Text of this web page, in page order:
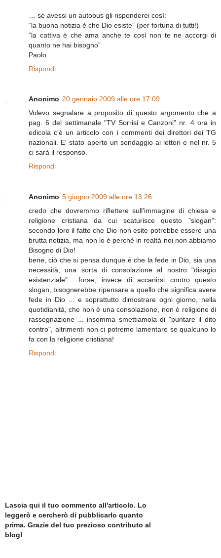
… se avessi un autobus gli risponderei così:
“la buona notizia è che Dio esiste” (per fortuna di tutti!)
“la cattiva è che ama anche te così non te ne accorgi di
quanto ne hai bisogno”
Paolo
Rispondi
Anonimo 20 gennaio 2009 alle ore 17:09
Volevo segnalare a proposito di questo argomento che a
pag. 6 del settimanale "TV Sorrisi e Canzoni" nr. 4 ora in
edicola c'è un articolo con i commenti dei direttori dei TG
nazionali. E' stato aperto un sondaggio ai lettori e nel nr. 5
ci sarà il responso.
Rispondi
Anonimo 5 giugno 2009 alle ore 13:26
credo che dovremmo riflettere sull'immagine di chiesa e
religione cristiana da cui scaturisce questo "slogan":
secondo loro il fatto che Dio non esite potrebbe essere una
brutta notizia, ma non lo è perchè in realtà noi non abbiamo
Bisogno di Dio!
bene, ciò che si pensa dunque è che la fede in Dio, sia una
necessità, una sorta di consolazione al nostro "disagio
esistenziale"... forse, invece di accanirsi contro questo
slogan, bisognerebbe ripensare a quello che significa avere
fede in Dio ... e soprattutto dimostrare ogni giorno, nella
quotidianità, che non è una consolazione, non è religione di
rassegnazione ... insomma smettiamola di "puntare il dito
contro", altrimenti non ci potremo lamentare se qualcuno lo
fa con la religione cristiana!
Rispondi
Lascia qui il tuo commento all'articolo. Lo
leggerò e cercherò di pubblicarlo quanto
prima. Grazie del tuo prezioso contributo al
blog!